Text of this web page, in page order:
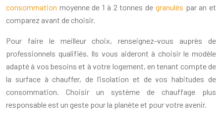
consommation moyenne de 1 à 2 tonnes de granulés par an et
comparez avant de choisir.
Pour faire le meilleur choix, renseignez-vous auprès de
professionnels qualifiés. Ils vous aideront à choisir le modèle
adapté à vos besoins et à votre logement, en tenant compte de
la surface à chauffer, de l’isolation et de vos habitudes de
consommation. Choisir un système de chauffage plus
responsable est un geste pour la planète et pour votre avenir.